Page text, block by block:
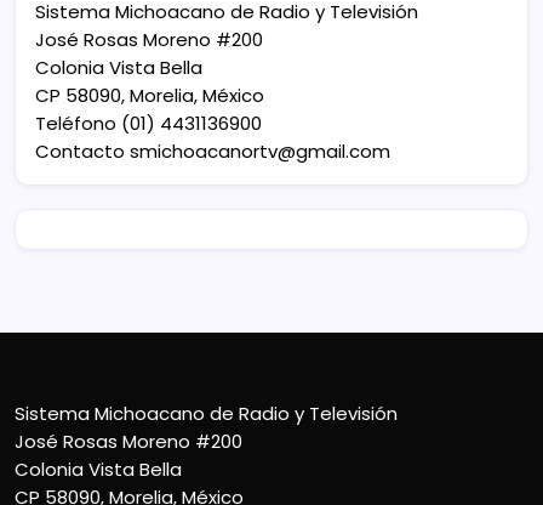
Sistema Michoacano de Radio y Televisión
José Rosas Moreno #200
Colonia Vista Bella
CP 58090, Morelia, México
Teléfono (01) 4431136900
Contacto smichoacanortv@gmail.com
Sistema Michoacano de Radio y Televisión
José Rosas Moreno #200
Colonia Vista Bella
CP 58090, Morelia, México